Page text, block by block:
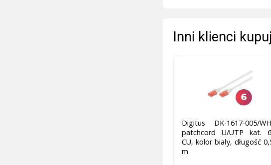
Inni klienci
Digitus DK-1617-005/
patchcord U/UTP kat.
CU, kolor biały, długość
m